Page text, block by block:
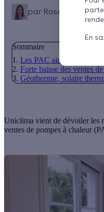
En
par Rose Colombel
Sommaire
Les PAC air/air en recul
Forte baisse des ventes
Géothermie, solaire
Uniclima vient de dévoiler les
ventes de pompes à chaleur